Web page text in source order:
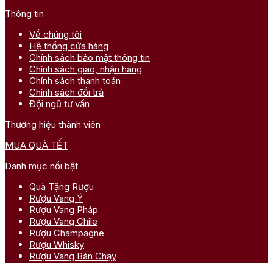
Thông tin
Về chúng tôi
Hệ thống cửa hàng
Chính sách bảo mật thông tin
Chính sách giao, nhận hàng
Chính sách thanh toán
Chính sách đổi trả
Đội ngũ tư vấn
Thương hiệu thành viên
MUA QUÀ TẾT
Danh mục nổi bật
Quà Tặng Rượu
Rượu Vang Ý
Rượu Vang Pháp
Rượu Vang Chile
Rượu Champagne
Rượu Whisky
Rượu Vang Bán Chạy